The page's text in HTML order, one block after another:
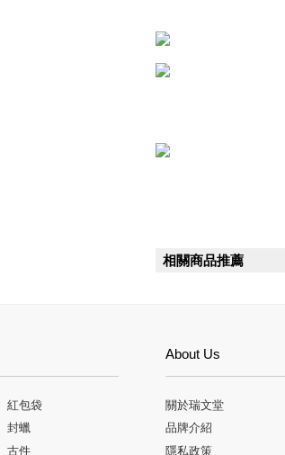
相關商品推薦
紅包袋
封蠟
古件
About Us
關於瑞文堂
品牌介紹
隱私政策